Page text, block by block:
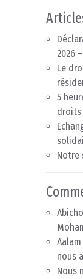
2026
Le
5
droits
Notre
nous
Nous